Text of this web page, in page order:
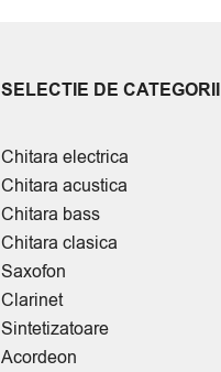
SELECTIE DE CATEGORII
Chitara electrica
Chitara acustica
Chitara bass
Chitara clasica
Saxofon
Clarinet
Sintetizatoare
Acordeon